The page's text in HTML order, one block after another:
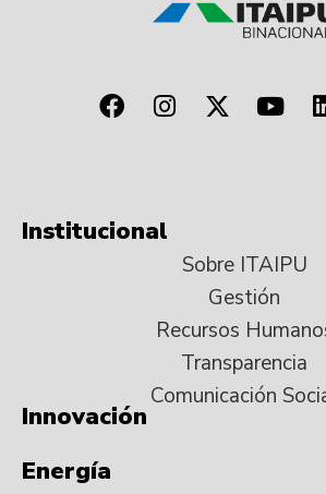
Institucional
Sobre ITAIPU
Gestión
Recursos
Transparencia
Comunicación
Innovación
Energía